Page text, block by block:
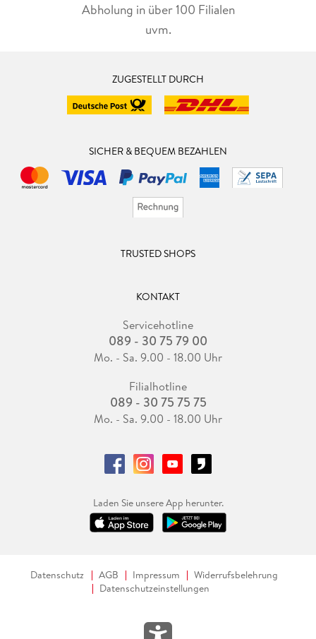
Abholung in über 100 Filialen
uvm.
ZUGESTELLT DURCH
SICHER & BEQUEM BEZAHLEN
TRUSTED SHOPS
KONTAKT
Servicehotline
089 - 30 75 79 00
Mo. - Sa. 9.00 - 18.00 Uhr
Filialhotline
089 - 30 75 75 75
Mo. - Sa. 9.00 - 18.00 Uhr
Laden Sie unsere App herunter.
Datenschutz AGB Impressum
Widerrufsbelehrung
Datenschutzeinstellungen